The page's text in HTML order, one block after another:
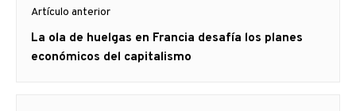
de
entradas
Artículo anterior
Artículo
anterior
La ola de huelgas en Francia desafía los planes
económicos del capitalismo